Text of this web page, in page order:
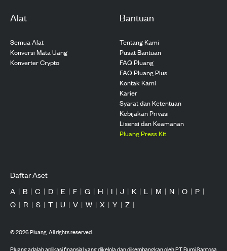
Alat
Semua Alat
Konversi Mata Uang
Konverter Crypto
Bantuan
Tentang Kami
Pusat Bantuan
FAQ Pluang
FAQ Pluang Plus
Kontak Kami
Karier
Syarat dan Ketentuan
Kebijakan Privasi
Lisensi dan Keamanan
Pluang Press Kit
Daftar Aset
A | B | C | D | E | F | G | H | I | J | K | L | M | N | O | P |
Q | R | S | T | U | V | W | X | Y | Z |
©2026Pluang. All rights reserved.
Pluang adalah aplikasi finansial yang dikelola dan dikembangkan oleh PT Bumi Santosa